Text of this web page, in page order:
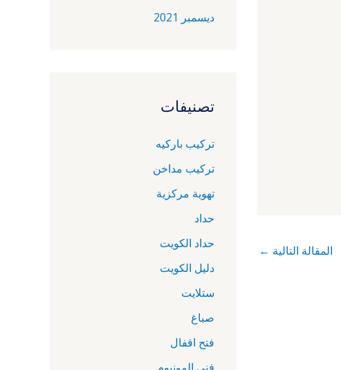
المقالة التالية ←
ديسمبر 2021
تصنيفات
تركيب باركيه
تركيب مداخن
تهوية مركزية
حداد
حداد الكويت
دليل الكويت
ستلايت
صباغ
فتح اقفال